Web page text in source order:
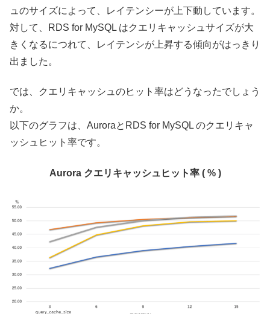
ュのサイズによって、レイテンシーが上下動しています。
対して、RDS for MySQL はクエリキャッシュサイズが大
きくなるにつれて、レイテンシが上昇する傾向がはっきり
出ました。
では、クエリキャッシュのヒット率はどうなったでしょう
か。
以下のグラフは、AuroraとRDS for MySQL のクエリキャ
ッシュヒット率です。
Aurora クエリキャッシュヒット率 ( % )